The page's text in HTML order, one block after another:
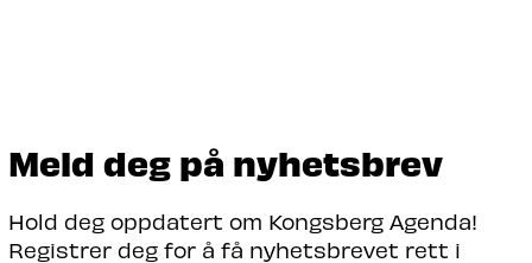
Meld deg på nyhetsbrev
Hold deg oppdatert om Kongsberg Agenda!
Registrer deg for å få nyhetsbrevet rett i